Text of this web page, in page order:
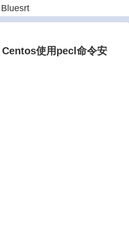
Bluesrt
使用pecl命令安